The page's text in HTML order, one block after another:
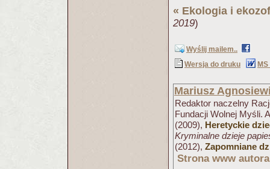
« Ekologia i
2019)
Wyślij mailem..
Wersja do druku
Mariusz
Redaktor naczelny
Fundacji Wolnej Myśli.
(2009), Heretyckie
Kryminalne dzieje
(2012), Zapomniane
Strona www autora